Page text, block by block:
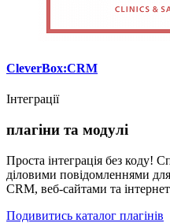
CleverBox:CRM
Інтеграції
плагіни та модулі
Проста інтеграція без коду!
діловими повідомленнями
CRM, веб-сайтами та
Подивитись каталог плагінів